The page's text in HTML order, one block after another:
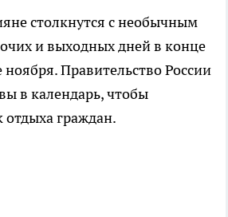
столкнутся с необычным
и выходных дней в конце
ноября. Правительство России
в календарь, чтобы
граждан.